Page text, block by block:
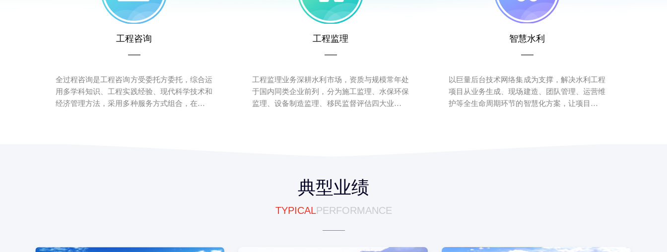
工程咨询
全过程咨询是工程咨询方受委托方委托，综合运
用多学科知识、工程实践经验、现代科学技术和
经济管理方法，采用多种服务方式组合，在工程
工程监理
工程监理业务深耕水利市场，资质与规模常年处
于国内同类企业前列，分为施工监理、水保环保
监理、设备制造监理、移民监督评估四大业务板
智慧水利
以巨量后台技术网络集成为支撑，解决水利工程
项目从业务生成、现场建造、团队管理、运营维
护等全生命周期环节的智慧化方案，让项目建设
典型业绩
TYPICALPERFORMANCE
点击查看